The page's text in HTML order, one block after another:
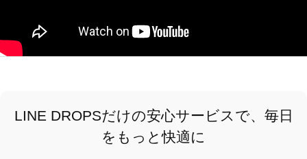
LINE DROPSだけの安心サービスで、毎日
をもっと快適に